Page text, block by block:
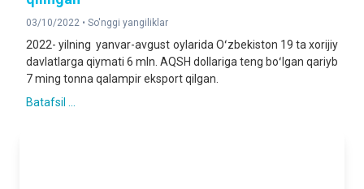
03/10/2022 • So'nggi yangiliklar
2022- yilning yanvar-avgust oylarida Oʻzbekiston 19 ta xorijiy
davlatlarga qiymati 6 mln. AQSH dollariga teng boʻlgan qariyb
7 ming tonna qalampir eksport qilgan.
Batafsil ...